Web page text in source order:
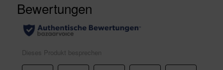
auf
derselben
Seite.